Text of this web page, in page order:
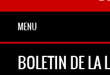
MENU
BOLETIN DE